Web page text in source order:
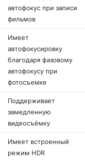
автофокус при записи
фильмов
Имеет
автофокусировку
благодаря фазовому
автофокусу при
фотосъемке
Поддерживает
замедленную
видеосъёмку
Имеет встроенный
режим HDR